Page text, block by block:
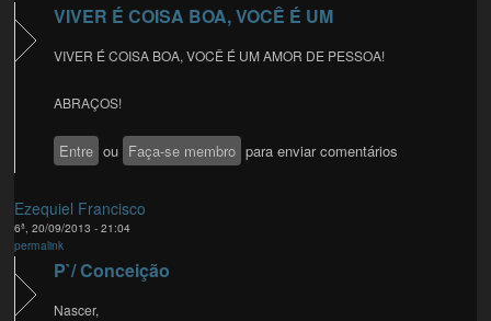
VIVER É COISA BOA, VOCÊ É UM
VIVER É COISA BOA, VOCÊ É UM AMOR DE PESSOA!
ABRAÇOS!
Entre ou Faça-se membro para enviar comentários
Ezequiel Francisco
6ª, 20/09/2013 - 21:04
permalink
P`/ Conceição
Nascer,